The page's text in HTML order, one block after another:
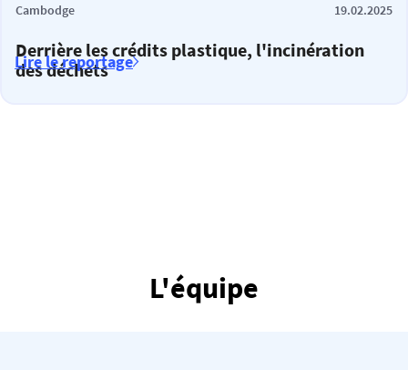
Cambodge 19.02.2025
Derrière les crédits plastique, l'incinération
des déchets
Lire le reportage
L'équipe